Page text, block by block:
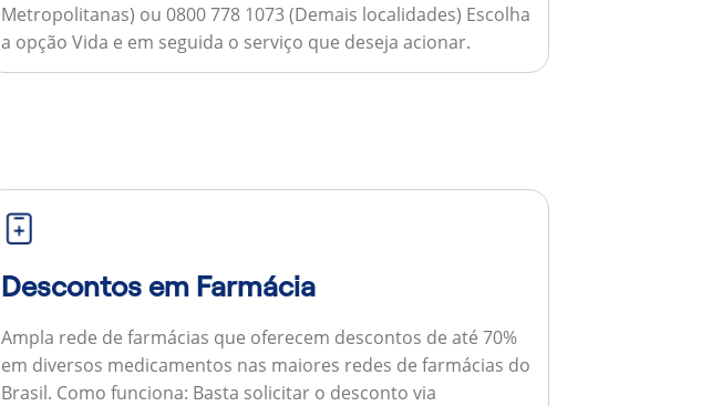
Metropolitanas) ou 0800 778 1073 (Demais localidades) Escolha
a opção Vida e em seguida o serviço que deseja acionar.
Descontos em Farmácia
Ampla rede de farmácias que oferecem descontos de até 70%
em diversos medicamentos nas maiores redes de farmácias do
Brasil. Como funciona: Basta solicitar o desconto via